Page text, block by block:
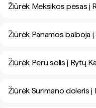
Žiūrėk Meksikos pesas į
Žiūrėk Panamos balboja
Žiūrėk Peru solis į Rytų
Žiūrėk Surimano doleris